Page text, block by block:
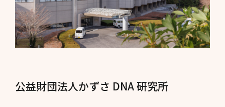
公益財団法人かずさ DNA 研究所